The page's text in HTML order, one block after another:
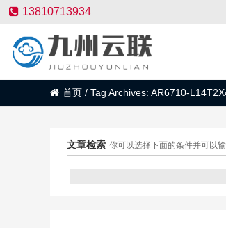
13810713934
首页 / Tag Archives: AR6710-
文章检索 你可以选择下面的条件并可以